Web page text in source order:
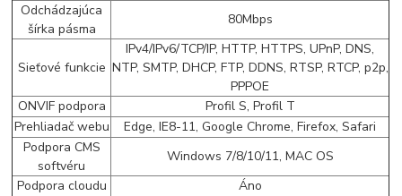
Odchádzajúca
šírka pásma
80Mbps
Sieťové funkcie
IPv4/IPv6/TCP/IP, HTTP, HTTPS, UPnP, DNS,
NTP, SMTP, DHCP, FTP, DDNS, RTSP, RTCP, p2p,
PPPOE
ONVIF podpora
Profil S, Profil T
Prehliadač webu
Edge, IE8-11, Google Chrome, Firefox, Safari
Podpora CMS
softvéru
Windows 7/8/10/11, MAC OS
Podpora cloudu
Áno